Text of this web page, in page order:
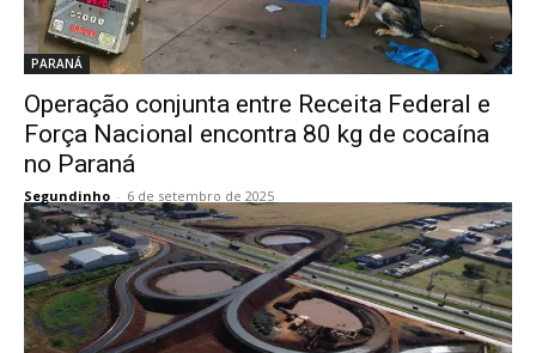
PARANÁ
Operação conjunta entre Receita Federal e
Força Nacional encontra 80 kg de cocaína
no Paraná
Segundinho - 6 de setembro de 2025